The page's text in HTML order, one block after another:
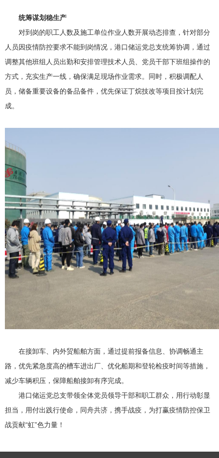
统筹谋划稳生产
对到岗的职工人数及施工单位作业人数开展动态排查，针对部分
人员因疫情防控要求不能到岗情况，港口储运党总支统筹协调，通过
调整其他班组人员出勤和安排管理技术人员、党员干部下班组操作的
方式，充实生产一线，确保满足现场作业需求。同时，积极调配人
员，储备重要设备的备品备件，优先保证丁烷技改等项目按计划完
成。
在接卸车、内外贸船舶方面，通过提前报备信息、协调畅通主
路，优先紧急度高的槽车进出厂、优化船期和登轮检疫时间等措施，
减少车辆积压，保障船舶接卸有序完成。
港口储运党总支带领全体党员领导干部和职工群众，用行动彰显
担当，用付出践行使命，同舟共济，携手战疫，为打赢疫情防控保卫
战贡献“虹”色力量！